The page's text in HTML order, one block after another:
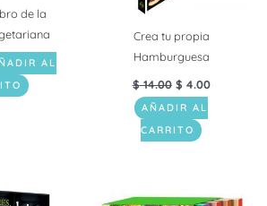
de la
AL
Crea tu propia
Hamburguesa
$14.00 $ 4.00
AÑADIR AL
CARRITO